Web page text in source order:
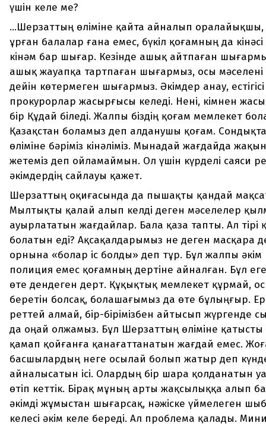
үшін келе ме?
...Шерзаттың өліміне қайта айналып
ұрған балалар ғана емес, бүкіл қоғамның да
кінәм бар шығар. Кезінде ашық айтпаған
ашық жауапқа тартпаған шығармыз, осы мәселені
дейін көтермеген шығармыз. Әкімдер анау,
прокурорлар жасырғысы келеді. Нені, кімнен
бір Құдай біледі. Жалпы біздің қоғам мемлекет
Қазақстан боламыз деп алданушы қоғам.
өліміне бәріміз кінәліміз. Мынадай жағдайда
жетеміз деп ойламаймын. Ол үшін күрделі саяси
әкімдердің сайлауы қажет.
Шерзаттың оқиғасында да пышақты қандай
Мылтықты қалай алып келді деген мәселелер
ауырлататын жағдайлар. Бала қаза тапты. Ал тірі
болатын еді? Ақсақалдарымыз не деген масқара
орнына «болар іс болды» деп тұр. Бұл жалпы әкім
полиция емес қоғамның дертіне айналған. Бұл
өте дендеген дерт. Құқықтық мемлекет құрмай,
беретін болсақ, болашағымыз да өте бұлыңғыр.
реттей алмай, бір-бірімізбен айтысып жүргенде
да оңай олжамыз. Бұл Шерзаттың өліміне қатысты
қамап қойғанға қанағаттанатын жағдай емес.
басшылардың неге осылай болып жатыр деп
айналысатын ісі. Олардың бір шара қолданатын
өтіп кеттік. Бірақ мұның арты жақсылыққа алып
әкімді жұмыстан шығарсақ, нәжіске үймелеген
келесі әкім келе береді. Ал проблема қалады.